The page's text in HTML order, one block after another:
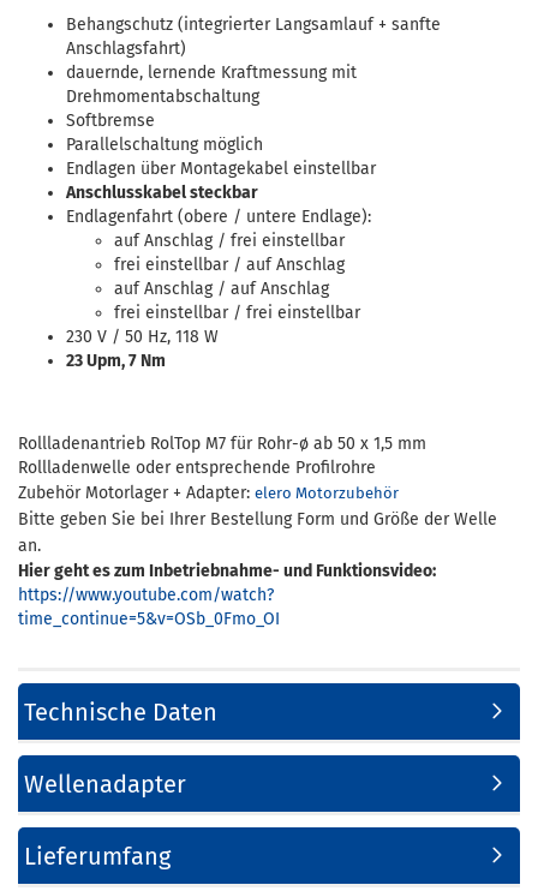
Behangschutz (integrierter Langsamlauf + sanfte
Anschlagsfahrt)
dauernde, lernende Kraftmessung mit
Drehmomentabschaltung
Softbremse
Parallelschaltung möglich
Endlagen über Montagekabel einstellbar
Anschlusskabel steckbar
Endlagenfahrt (obere / untere Endlage):
auf Anschlag / frei einstellbar
frei einstellbar / auf Anschlag
auf Anschlag / auf Anschlag
frei einstellbar / frei einstellbar
230 V / 50 Hz, 118 W
23 Upm, 7 Nm
Rollladenantrieb RolTop M7 für Rohr-ø ab 50 x 1,5 mm
Rollladenwelle oder entsprechende Profilrohre
Zubehör Motorlager + Adapter: elero Motorzubehör
Bitte geben Sie bei Ihrer Bestellung Form und Größe der Welle
an.
Hier geht es zum Inbetriebnahme- und Funktionsvideo:
https://www.youtube.com/watch?
time_continue=5&v=OSb_0Fmo_OI
Technische Daten
Wellenadapter
Lieferumfang